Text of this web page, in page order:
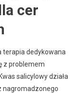
cer
terapia dedykowana
z problemem
salicylowy działa
nagromadzonego